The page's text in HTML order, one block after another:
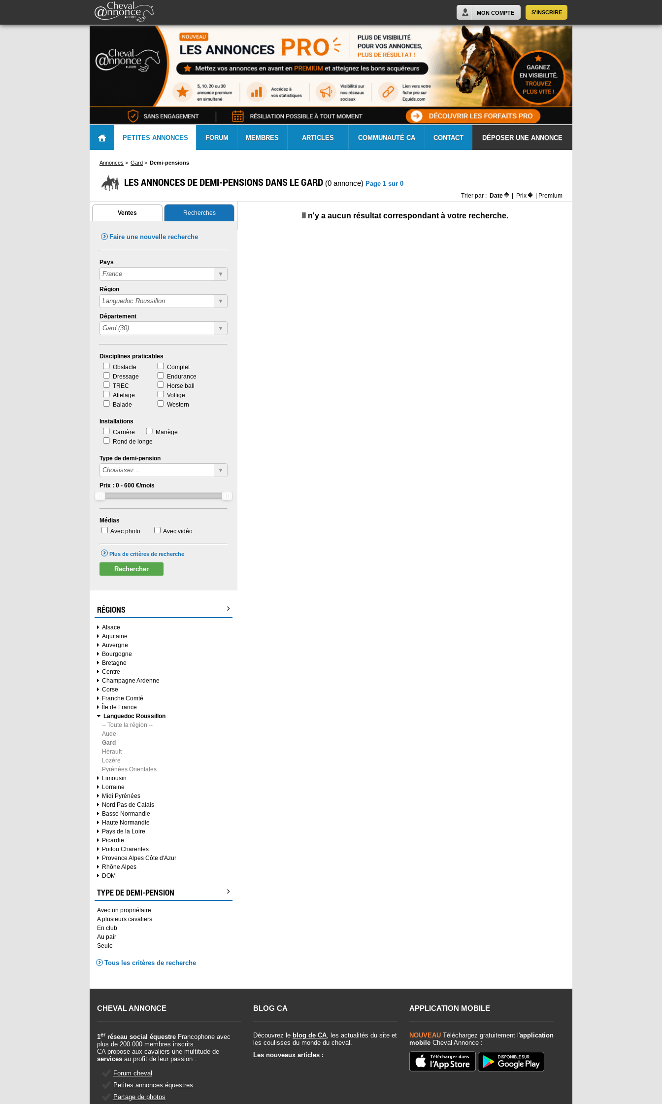
S'INSCRIRE
MON COMPTE
PETITES ANNONCES FORUM MEMBRES ARTICLES COMMUNAUTÉ CA CONTACT DÉPOSER UNE ANNONCE
Annonces > Gard > Demi-pensions
LES ANNONCES DE DEMI-PENSIONS DANS LE GARD (0 annonce) Page 1 sur 0
Trier par : Date Prix Premium
Ventes Recherches
Faire une nouvelle recherche
Pays
Région
Département
Disciplines praticables
Obstacle
Dressage
TREC
Attelage
Balade
Complet
Endurance
Horse ball
Voltige
Western
Installations
Carrière
Manège
Rond de longe
Type de demi-pension
Prix : 0 - 600 €/mois
Médias
Avec photo
Avec vidéo
Plus de critères de recherche
Rechercher
RÉGIONS
Alsace
Aquitaine
Auvergne
Bourgogne
Bretagne
Centre
Champagne Ardenne
Corse
Franche Comté
Île de France
Languedoc Roussillon
-- Toute la région --
Aude
Gard
Hérault
Lozère
Pyrénées Orientales
Limousin
Lorraine
Midi Pyrénées
Nord Pas de Calais
Basse Normandie
Haute Normandie
Pays de la Loire
Picardie
Poitou Charentes
Provence Alpes Côte d'Azur
Rhône Alpes
DOM
TYPE DE DEMI-PENSION
Avec un propriétaire
A plusieurs cavaliers
En club
Au pair
Seule
Tous les critères de recherche
Il n'y a aucun résultat correspondant à votre recherche.
CHEVAL ANNONCE
1er réseau social équestre Francophone avec
plus de 200.000 membres inscrits.
CA propose aux cavaliers une multitude de
services au profit de leur passion :
Forum cheval
Petites annonces équestres
Partage de photos
BLOG CA
Découvrez le blog de CA , les actualités du site et
les coulisses du monde du cheval.
Les nouveaux articles :
APPLICATION MOBILE
NOUVEAU Téléchargez gratuitement l'application
mobile Cheval Annonce :